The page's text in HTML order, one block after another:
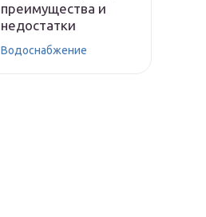
преимущества и
недостатки
Водоснабжение